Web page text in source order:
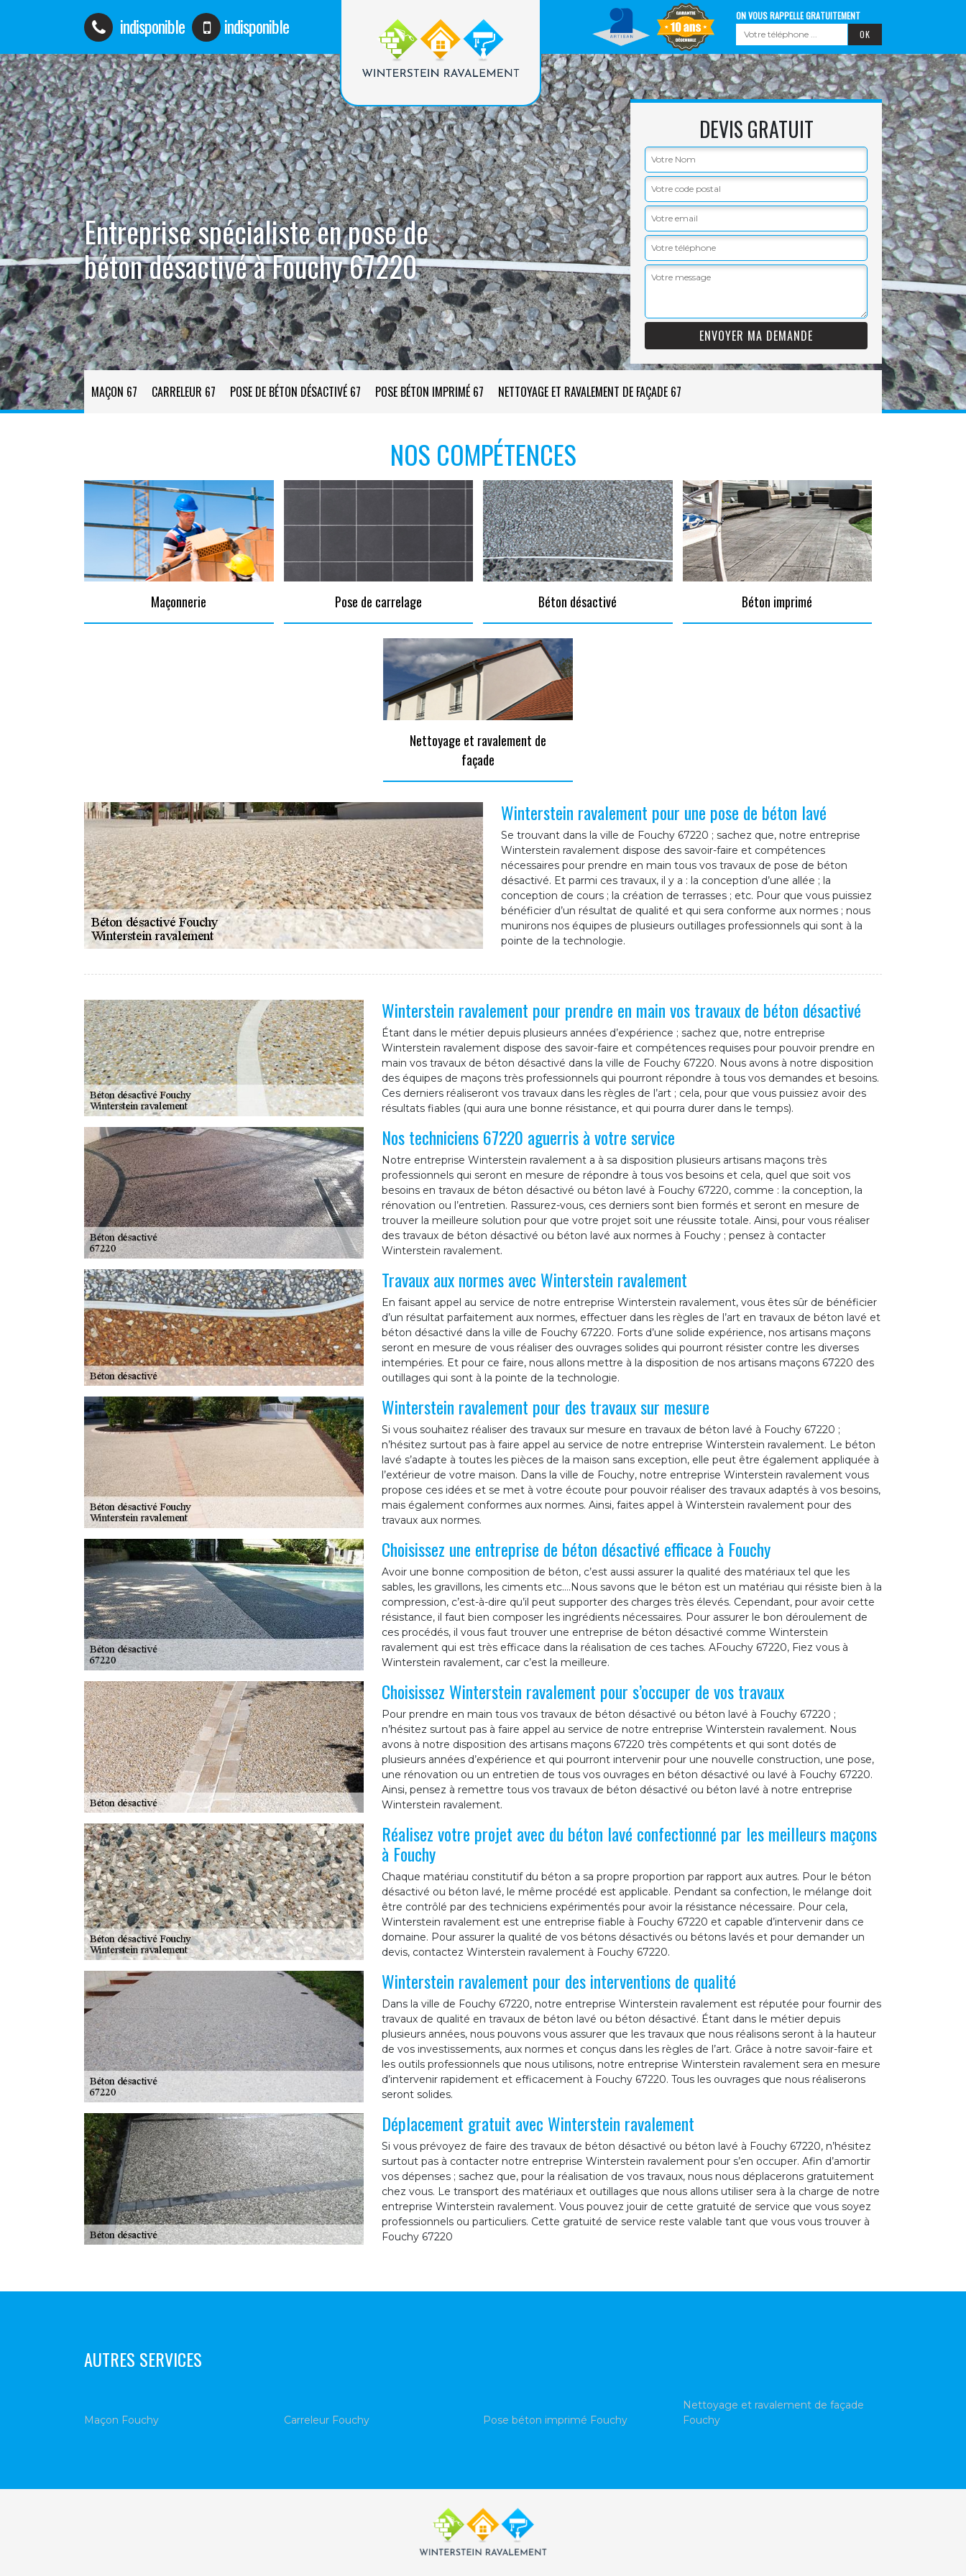
indisponible indisponible ON VOUS RAPPELLE GRATUITEMENT
Entreprise spécialiste en pose de
béton désactivé à Fouchy 67220
DEVIS GRATUIT
MAÇON 67 CARRELEUR 67 POSE DE BÉTON DÉSACTIVÉ 67 POSE BÉTON IMPRIMÉ 67 NETTOYAGE ET RAVALEMENT DE FAÇADE 67
NOS COMPÉTENCES
Maçonnerie Pose de carrelage Béton désactivé Béton imprimé
Nettoyage et ravalement de
façade
Winterstein ravalement pour une pose de béton lavé
Se trouvant dans la ville de Fouchy 67220 ; sachez que, notre entreprise
Winterstein ravalement dispose des savoir-faire et compétences
nécessaires pour prendre en main tous vos travaux de pose de béton
désactivé. Et parmi ces travaux, il y a : la conception d’une allée ; la
conception de cours ; la création de terrasses ; etc. Pour que vous puissiez
bénéficier d’un résultat de qualité et qui sera conforme aux normes ; nous
munirons nos équipes de plusieurs outillages professionnels qui sont à la
pointe de la technologie.
Winterstein ravalement pour prendre en main vos travaux de béton désactivé
Étant dans le métier depuis plusieurs années d’expérience ; sachez que, notre entreprise
Winterstein ravalement dispose des savoir-faire et compétences requises pour pouvoir prendre en
main vos travaux de béton désactivé dans la ville de Fouchy 67220. Nous avons à notre disposition
des équipes de maçons très professionnels qui pourront répondre à tous vos demandes et besoins.
Ces derniers réaliseront vos travaux dans les règles de l’art ; cela, pour que vous puissiez avoir des
résultats fiables (qui aura une bonne résistance, et qui pourra durer dans le temps).
Nos techniciens 67220 aguerris à votre service
Notre entreprise Winterstein ravalement a à sa disposition plusieurs artisans maçons très
professionnels qui seront en mesure de répondre à tous vos besoins et cela, quel que soit vos
besoins en travaux de béton désactivé ou béton lavé à Fouchy 67220, comme : la conception, la
rénovation ou l’entretien. Rassurez-vous, ces derniers sont bien formés et seront en mesure de
trouver la meilleure solution pour que votre projet soit une réussite totale. Ainsi, pour vous réaliser
des travaux de béton désactivé ou béton lavé aux normes à Fouchy ; pensez à contacter
Winterstein ravalement.
Travaux aux normes avec Winterstein ravalement
En faisant appel au service de notre entreprise Winterstein ravalement, vous êtes sûr de bénéficier
d’un résultat parfaitement aux normes, effectuer dans les règles de l’art en travaux de béton lavé et
béton désactivé dans la ville de Fouchy 67220. Forts d’une solide expérience, nos artisans maçons
seront en mesure de vous réaliser des ouvrages solides qui pourront résister contre les diverses
intempéries. Et pour ce faire, nous allons mettre à la disposition de nos artisans maçons 67220 des
outillages qui sont à la pointe de la technologie.
Winterstein ravalement pour des travaux sur mesure
Si vous souhaitez réaliser des travaux sur mesure en travaux de béton lavé à Fouchy 67220 ;
n’hésitez surtout pas à faire appel au service de notre entreprise Winterstein ravalement. Le béton
lavé s’adapte à toutes les pièces de la maison sans exception, elle peut être également appliquée à
l’extérieur de votre maison. Dans la ville de Fouchy, notre entreprise Winterstein ravalement vous
propose ces idées et se met à votre écoute pour pouvoir réaliser des travaux adaptés à vos besoins,
mais également conformes aux normes. Ainsi, faites appel à Winterstein ravalement pour des
travaux aux normes.
Choisissez une entreprise de béton désactivé efficace à Fouchy
Avoir une bonne composition de béton, c’est aussi assurer la qualité des matériaux tel que les
sables, les gravillons, les ciments etc.…Nous savons que le béton est un matériau qui résiste bien à la
compression, c’est-à-dire qu’il peut supporter des charges très élevés. Cependant, pour avoir cette
résistance, il faut bien composer les ingrédients nécessaires. Pour assurer le bon déroulement de
ces procédés, il vous faut trouver une entreprise de béton désactivé comme Winterstein
ravalement qui est très efficace dans la réalisation de ces taches. AFouchy 67220, Fiez vous à
Winterstein ravalement, car c’est la meilleure.
Choisissez Winterstein ravalement pour s’occuper de vos travaux
Pour prendre en main tous vos travaux de béton désactivé ou béton lavé à Fouchy 67220 ;
n’hésitez surtout pas à faire appel au service de notre entreprise Winterstein ravalement. Nous
avons à notre disposition des artisans maçons 67220 très compétents et qui sont dotés de
plusieurs années d’expérience et qui pourront intervenir pour une nouvelle construction, une pose,
une rénovation ou un entretien de tous vos ouvrages en béton désactivé ou lavé à Fouchy 67220.
Ainsi, pensez à remettre tous vos travaux de béton désactivé ou béton lavé à notre entreprise
Winterstein ravalement.
Réalisez votre projet avec du béton lavé confectionné par les meilleurs maçons
à Fouchy
Chaque matériau constitutif du béton a sa propre proportion par rapport aux autres. Pour le béton
désactivé ou béton lavé, le même procédé est applicable. Pendant sa confection, le mélange doit
être contrôlé par des techniciens expérimentés pour avoir la résistance nécessaire. Pour cela,
Winterstein ravalement est une entreprise fiable à Fouchy 67220 et capable d’intervenir dans ce
domaine. Pour assurer la qualité de vos bétons désactivés ou bétons lavés et pour demander un
devis, contactez Winterstein ravalement à Fouchy 67220.
Winterstein ravalement pour des interventions de qualité
Dans la ville de Fouchy 67220, notre entreprise Winterstein ravalement est réputée pour fournir des
travaux de qualité en travaux de béton lavé ou béton désactivé. Étant dans le métier depuis
plusieurs années, nous pouvons vous assurer que les travaux que nous réalisons seront à la hauteur
de vos investissements, aux normes et conçus dans les règles de l’art. Grâce à notre savoir-faire et
les outils professionnels que nous utilisons, notre entreprise Winterstein ravalement sera en mesure
d’intervenir rapidement et efficacement à Fouchy 67220. Tous les ouvrages que nous réaliserons
seront solides.
Déplacement gratuit avec Winterstein ravalement
Si vous prévoyez de faire des travaux de béton désactivé ou béton lavé à Fouchy 67220, n’hésitez
surtout pas à contacter notre entreprise Winterstein ravalement pour s’en occuper. Afin d’amortir
vos dépenses ; sachez que, pour la réalisation de vos travaux, nous nous déplacerons gratuitement
chez vous. Le transport des matériaux et outillages que nous allons utiliser sera à la charge de notre
entreprise Winterstein ravalement. Vous pouvez jouir de cette gratuité de service que vous soyez
professionnels ou particuliers. Cette gratuité de service reste valable tant que vous vous trouver à
Fouchy 67220
AUTRES SERVICES
Maçon Fouchy Carreleur Fouchy Pose béton imprimé Fouchy
Nettoyage et ravalement de façade
Fouchy